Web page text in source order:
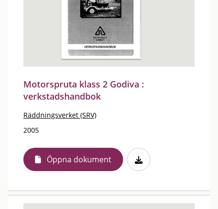
Motorspruta klass 2 Godiva :
verkstadshandbok
Räddningsverket (SRV)
2005
Öppna dokument